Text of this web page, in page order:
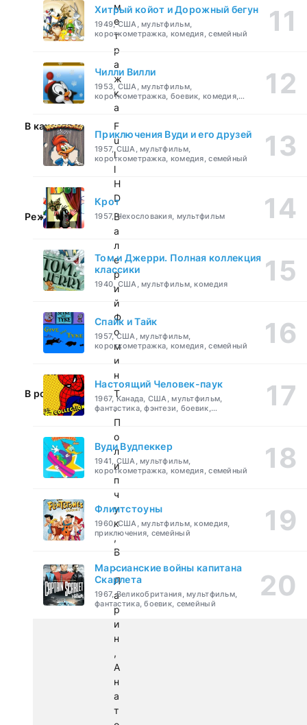
м
е
т
р
а
ж
к
а
В качестве:
F
u
l
l
H
D
Режиссер:
В
а
л
е
р
и
й
Ф
о
м
и
н
В ролях:
Т
.
П
о
л
и
п
ч
у
к
,
В
.
Л
а
р
и
н
,
А
н
а
т
Хитрый койот и Дорожный бегун
1949, США, мультфильм,
короткометражка, комедия, семейный
Чилли Вилли
1953, США, мультфильм,
короткометражка, боевик, комедия,
приключения, семейный
Приключения Вуди и его друзей
1957, США, мультфильм,
короткометражка, комедия, семейный
Крот
1957, Чехословакия, мультфильм
Том и Джерри. Полная коллекция
классики
1940, США, мультфильм, комедия
Спайк и Тайк
1957, США, мультфильм,
короткометражка, комедия, семейный
Настоящий Человек-паук
1967, Канада, США, мультфильм,
фантастика, фэнтези, боевик,
приключения, семейный
Вуди Вудпеккер
1941, США, мультфильм,
короткометражка, комедия, семейный
Флинтстоуны
1960, США, мультфильм, комедия,
приключения, семейный
Марсианские войны капитана
Скарлета
1967, Великобритания, мультфильм,
фантастика, боевик, семейный